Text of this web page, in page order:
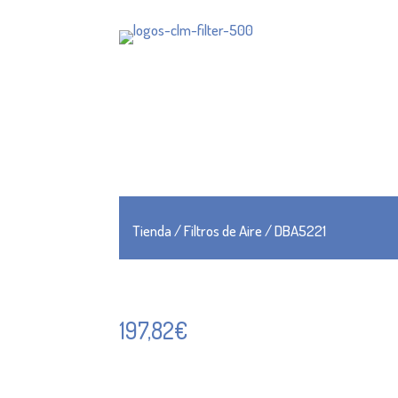
Tienda/Filtros de Aire/ DBA5221
197,82€